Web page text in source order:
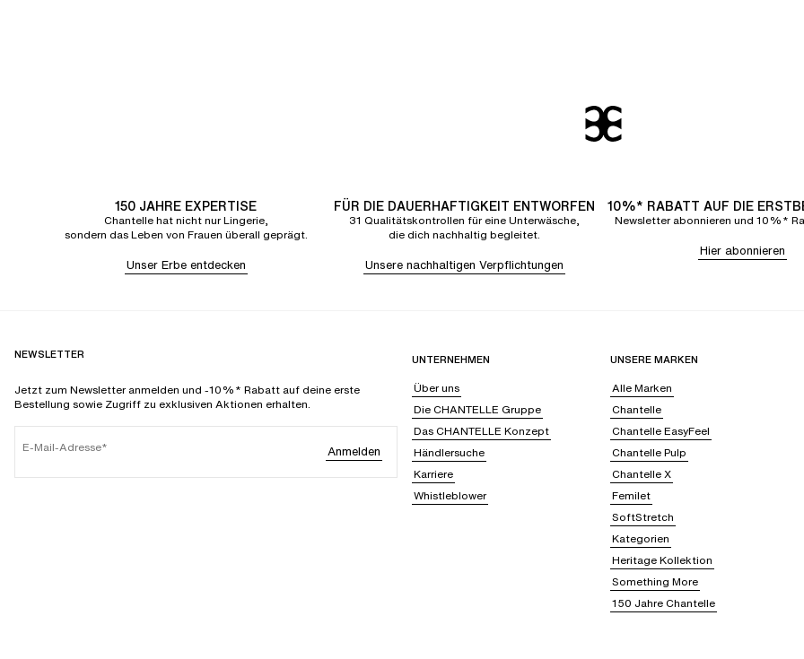
150 JAHRE EXPERTISE
Chantelle hat nicht nur Lingerie,
sondern das Leben von Frauen überall geprägt.
Unser Erbe entdecken
FÜR DIE DAUERHAFTIGKEIT ENTWORFEN
31 Qualitätskontrollen für eine Unterwäsche,
die dich nachhaltig begleitet.
Unsere nachhaltigen Verpflichtungen
10%* RABATT AUF DIE
Newsletter abonnieren und 10%*
Hier abonnieren
NEWSLETTER
Jetzt zum Newsletter anmelden und -10%* Rabatt auf deine erste
Bestellung sowie Zugriff zu exklusiven Aktionen erhalten.
E-Mail-Adresse Anmelden
UNTERNEHMEN
Über uns
Die CHANTELLE Gruppe
Das CHANTELLE Konzept
Händlersuche
Karriere
Whistleblower
UNSERE MARKEN
Alle Marken
Chantelle
Chantelle EasyFeel
Chantelle Pulp
Chantelle X
Femilet
SoftStretch
Kategorien
Heritage Kollektion
Something More
150 Jahre Chantelle